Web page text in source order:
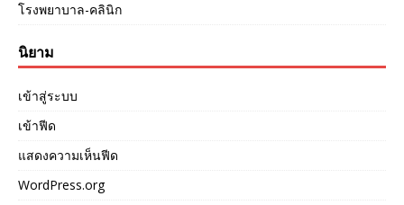
โรงพยาบาล-คลินิก
นิยาม
เข้าสู่ระบบ
เข้าฟีด
แสดงความเห็นฟีด
WordPress.org